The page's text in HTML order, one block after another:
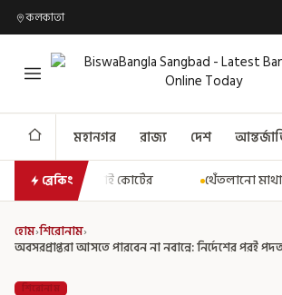
কলকাতা
মহানগর রাজ্য দেশ
ব্রেকিংথেঁতলানো মাথা-গোপনাঙ্গে রড!
হোম›শিরোনাম›
অবসরপ্রাপ্তরা আসতে পারবেন না নবান্নে: নির্দেশের পরই
শিরোনাম